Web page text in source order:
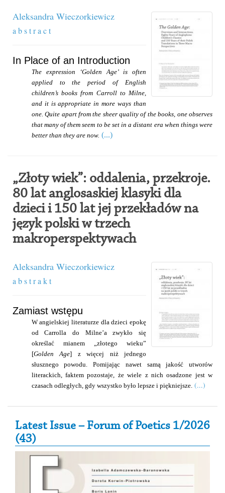
Aleksandra Wieczorkiewicz
a b s t r a c t
In Place of an Introduction
The expression ‘Golden Age’ is often
applied to the period of English
children’s books from Carroll to Milne,
and it is appropriate in more ways than
one. Quite apart from the sheer quality of the books, one observes
that many of them seem to be set in a distant era when things were
better than they are now. (...)
„Złoty wiek”: oddalenia, przekroje.
80 lat anglosaskiej klasyki dla
dzieci i 150 lat jej przekładów na
język polski w trzech
makroperspektywach
Aleksandra Wieczorkiewicz
a b s t r a k t
Zamiast wstępu
W angielskiej literaturze dla dzieci epokę
od Carrolla do Milne’a zwykło się
określać mianem „złotego wieku”
[Golden Age] z więcej niż jednego
słusznego powodu. Pomijając nawet samą jakość utworów
literackich, faktem pozostaje, że wiele z nich osadzone jest w
czasach odległych, gdy wszystko było lepsze i piękniejsze. (...)
Secondary Sidebar
Latest Issue – Forum of Poetics 1/2026
(43)